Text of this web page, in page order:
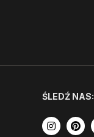
ŚLEDŹ NAS: